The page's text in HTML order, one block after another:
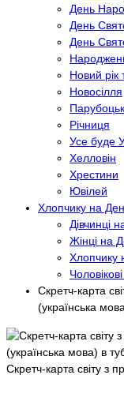
День
День
День
Новий рік
Новосілля
Річниця
Усе буде
Хелловін
Хрестини
Ювілей
Хлопчику на
Дівчинці
Жінці на
Хлопчику
Скретч-карта
(українська
Скретч-карта світу з